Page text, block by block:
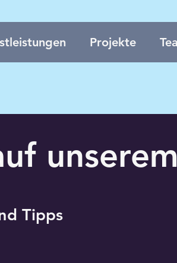
Projekte
Tipps